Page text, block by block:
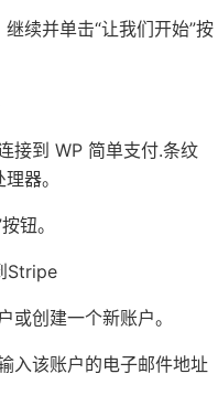
续并单击“让我们开始”按
接到 WP 简单支付.条纹
器。
钮。
创建一个新账户。
入该账户的电子邮件地址